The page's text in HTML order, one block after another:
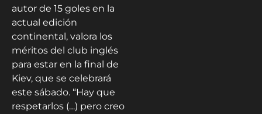
autor de 15 goles en la
actual edición
continental, valora los
méritos del club inglés
para estar en la final de
Kiev, que se celebrará
este sábado. “Hay que
respetarlos (…) pero creo